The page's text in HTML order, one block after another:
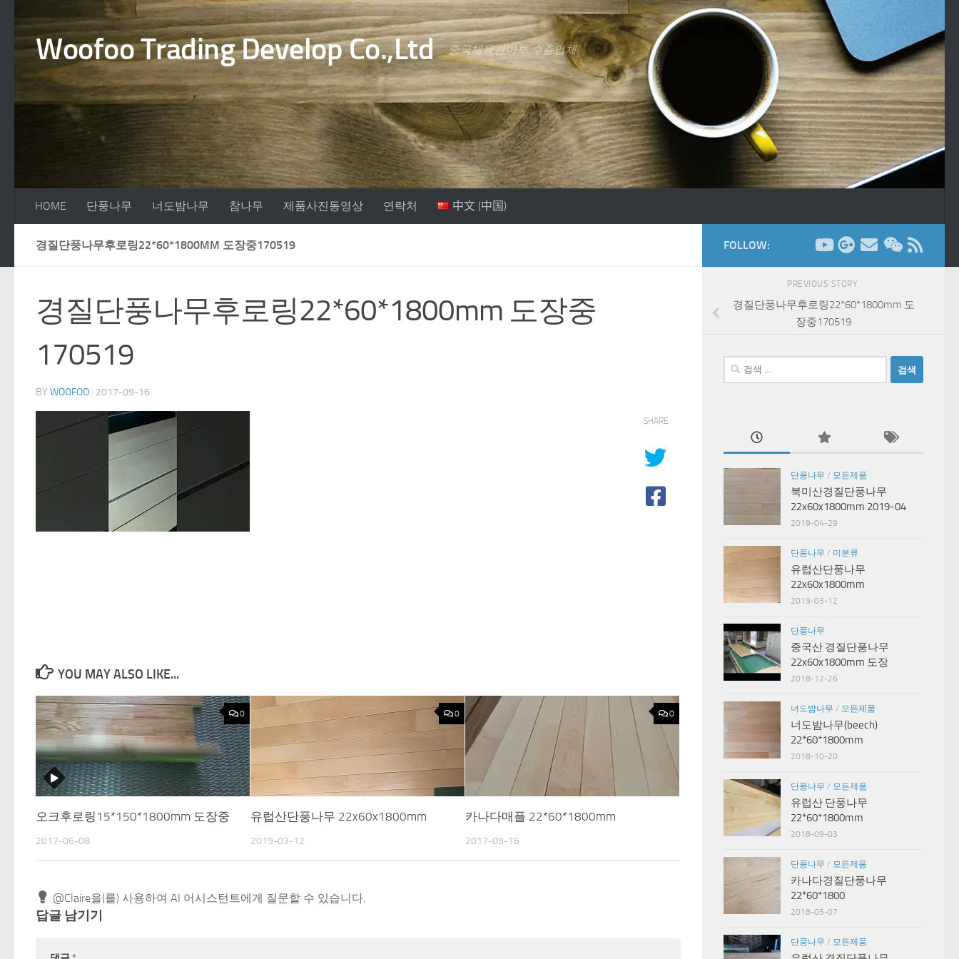
Skip to content
Woofoo Trading Develop Co.,Ltd 중국체육관마루 수출업체
HOME 단풍나무 너도밤나무 참나무 제품사진동영상 연락처 中文 (中国)
경질단풍나무후로링22*60*1800MM 도장중170519
경질단풍나무후로링22*60*1800mm 도장중
170519
BY WOOFOO · 2017-09-16
SHARE
YOU MAY ALSO LIKE...
0
오크후로링15*150*1800mm 도장중
2017-06-08
0
유럽산단풍나무 22x60x1800mm
2019-03-12
0
카나다매플 22*60*1800mm
2017-09-16
@Claire을(를) 사용하여 AI 어시스턴트에게 질문할 수 있습니다.
답글 남기기
FOLLOW:
PREVIOUS STORY
경질단풍나무후로링22*60*1800mm 도
장중170519
검
색:
단풍나무 / 모든제품
북미산경질단풍나무
22x60x1800mm 2019-04
2019-04-29
단풍나무 / 미분류
유럽산단풍나무
22x60x1800mm
2019-03-12
단풍나무
중국산 경질단풍나무
22x60x1800mm 도장
2018-12-26
너도밤나무 / 모든제품
너도밤나무(beech)
22*60*1800mm
2018-10-20
단풍나무 / 모든제품
유럽산 단풍나무
22*60*1800mm
2018-09-03
단풍나무 / 모든제품
카나다경질단풍나무
22*60*1800
2018-05-07
단풍나무 / 모든제품